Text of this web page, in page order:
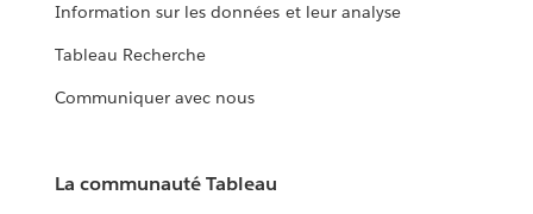
Information sur les données et leur analyse
Tableau Recherche
Communiquer avec nous
La communauté Tableau